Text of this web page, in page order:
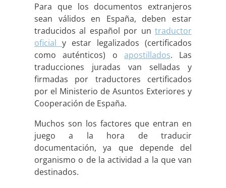
Para que los documentos extranjeros
sean válidos en España, deben estar
traducidos al español por un traductor
oficial y estar legalizados (certificados
como auténticos) o apostillados. Las
traducciones juradas van selladas y
firmadas por traductores certificados
por el Ministerio de Asuntos Exteriores y
Cooperación de España.
Muchos son los factores que entran en
juego a la hora de traducir
documentación, ya que depende del
organismo o de la actividad a la que van
destinados.